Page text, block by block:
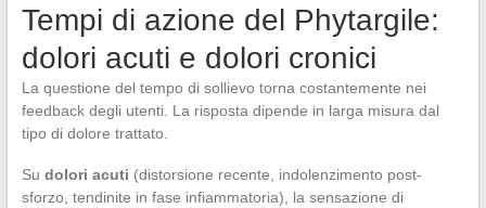
Tempi di azione del Phytargile:
dolori acuti e dolori cronici
La questione del tempo di sollievo torna costantemente nei
feedback degli utenti. La risposta dipende in larga misura dal
tipo di dolore trattato.
Su dolori acuti (distorsione recente, indolenzimento post-
sforzo, tendinite in fase infiammatoria), la sensazione di